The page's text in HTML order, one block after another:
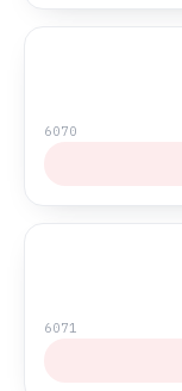
6070
6071